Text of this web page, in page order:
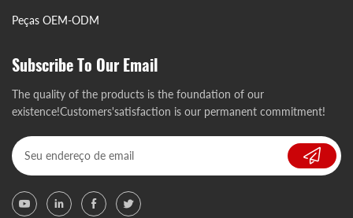
Peças OEM-ODM
Subscribe To Our Email
The quality of the products is the foundation of our
existence!Customers'satisfaction is our permanent commitment!